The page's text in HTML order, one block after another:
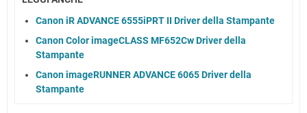
Canon iR ADVANCE 6555iPRT II Driver della Stampante
Canon Color imageCLASS MF652Cw Driver della
Stampante
Canon imageRUNNER ADVANCE 6065 Driver della
Stampante